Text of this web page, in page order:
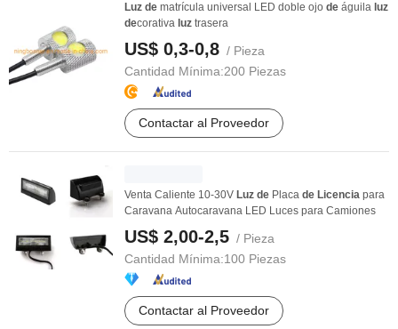
Luz de matrícula universal LED doble ojo de águila luz
decorativa luz trasera
US$ 0,3-0,8 / Pieza
Cantidad Mínima:200 Piezas
Contactar al Proveedor
Venta Caliente 10-30V Luz de Placa de Licencia para
Caravana Autocaravana LED Luces para Camiones
US$ 2,00-2,5 / Pieza
Cantidad Mínima:100 Piezas
Contactar al Proveedor